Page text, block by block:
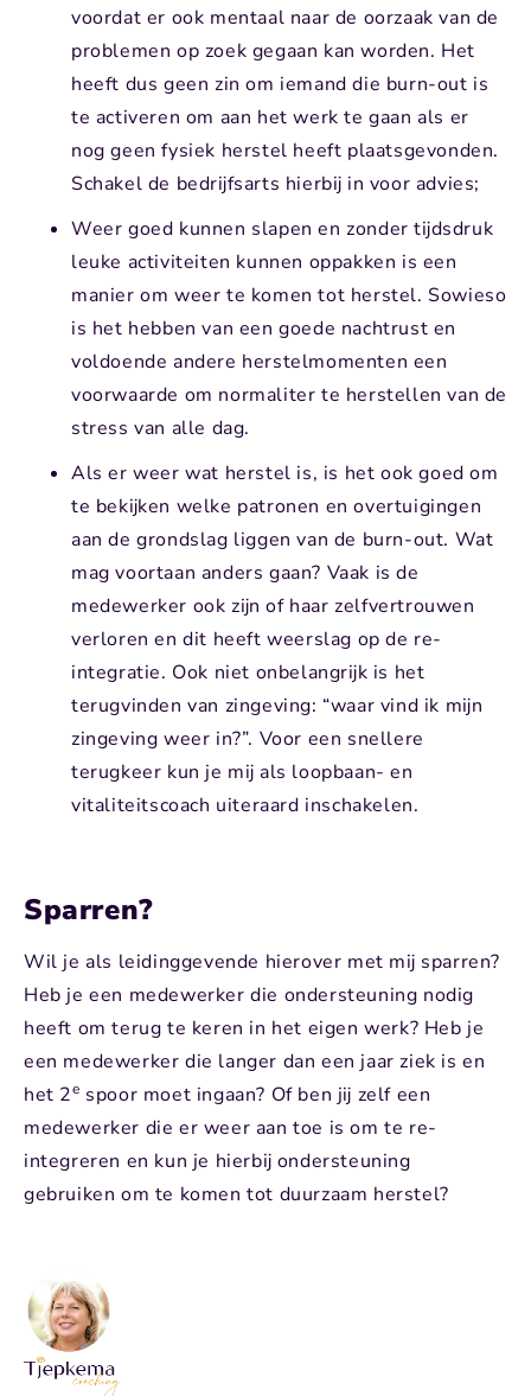
voordat er ook mentaal naar de oorzaak van de
problemen op zoek gegaan kan worden. Het
heeft dus geen zin om iemand die burn-out is
te activeren om aan het werk te gaan als er
nog geen fysiek herstel heeft plaatsgevonden.
Schakel de bedrijfsarts hierbij in voor advies;
Weer goed kunnen slapen en zonder tijdsdruk
leuke activiteiten kunnen oppakken is een
manier om weer te komen tot herstel. Sowieso
is het hebben van een goede nachtrust en
voldoende andere herstelmomenten een
voorwaarde om normaliter te herstellen van de
stress van alle dag.
Als er weer wat herstel is, is het ook goed om
te bekijken welke patronen en overtuigingen
aan de grondslag liggen van de burn-out. Wat
mag voortaan anders gaan? Vaak is de
medewerker ook zijn of haar zelfvertrouwen
verloren en dit heeft weerslag op de re-
integratie. Ook niet onbelangrijk is het
terugvinden van zingeving: “waar vind ik mijn
zingeving weer in?”. Voor een snellere
terugkeer kun je mij als loopbaan- en
vitaliteitscoach uiteraard inschakelen.
Sparren?
Wil je als leidinggevende hierover met mij sparren?
Heb je een medewerker die ondersteuning nodig
heeft om terug te keren in het eigen werk? Heb je
een medewerker die langer dan een jaar ziek is en
het 2e spoor moet ingaan? Of ben jij zelf een
medewerker die er weer aan toe is om te re-
integreren en kun je hierbij ondersteuning
gebruiken om te komen tot duurzaam herstel?